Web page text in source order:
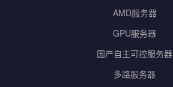
AMD服务器
GPU服务器
国产自主可控服务器
多路服务器